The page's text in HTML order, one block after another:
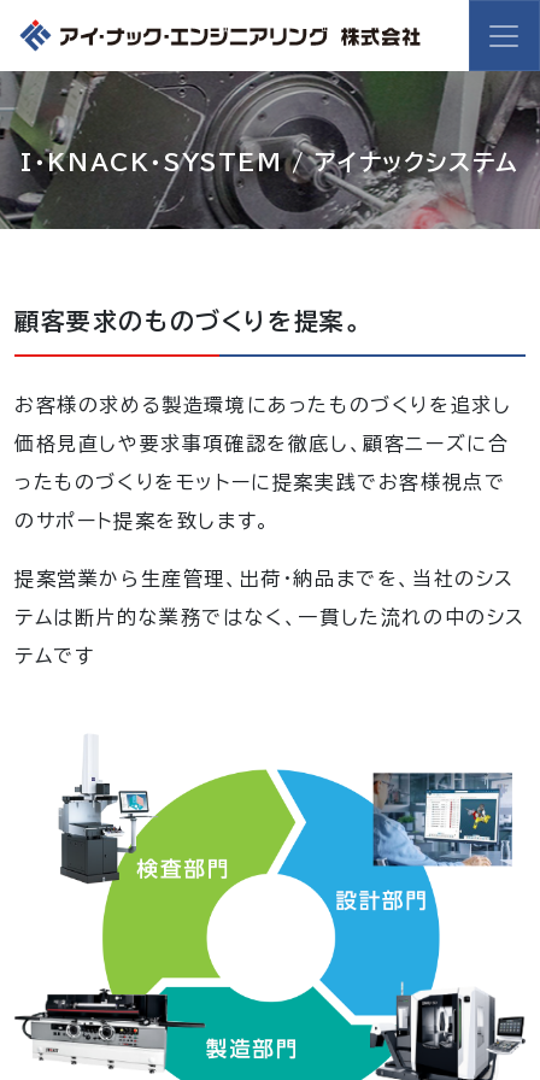
I・KNACK・SYSTEM / アイナックシステム
顧客要求のものづくりを提案。
お客様の求める製造環境にあったものづくりを追求し
価格見直しや要求事項確認を徹底し、顧客ニーズに合
ったものづくりをモットーに提案実践でお客様視点で
のサポート提案を致します。
提案営業から生産管理、出荷・納品までを、当社のシス
テムは断片的な業務ではなく、一貫した流れの中のシス
テムです